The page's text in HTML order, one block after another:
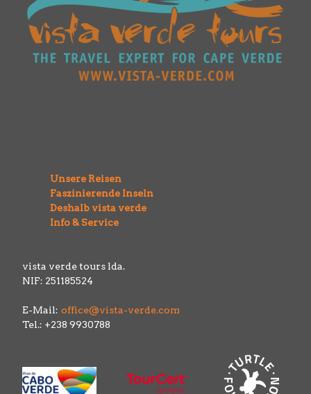
Unsere Reisen
Faszinierende Inseln
Deshalb vista verde
Info & Service
vista verde tours lda.
NIF: 251185524
E-Mail: office@vista-verde.com
Tel.: +238 9930788